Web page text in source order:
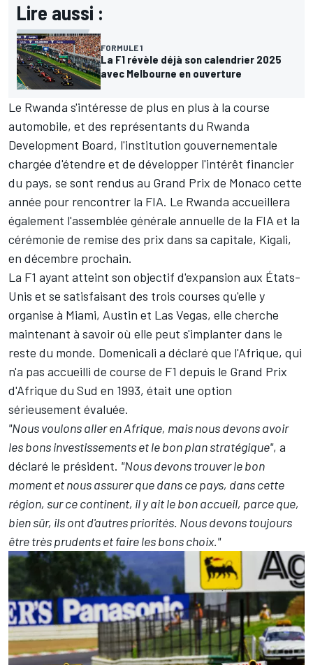
Lire aussi :
FORMULE 1
La F1 révèle déjà son calendrier 2025
avec Melbourne en ouverture
Le Rwanda s'intéresse de plus en plus à la course
automobile, et des représentants du Rwanda
Development Board, l'institution gouvernementale
chargée d'étendre et de développer l'intérêt financier
du pays, se sont rendus au Grand Prix de Monaco cette
année pour rencontrer la FIA. Le Rwanda accueillera
également l'assemblée générale annuelle de la FIA et la
cérémonie de remise des prix dans sa capitale, Kigali,
en décembre prochain.
La F1 ayant atteint son objectif d'expansion aux États-
Unis et se satisfaisant des trois courses qu'elle y
organise à Miami, Austin et Las Vegas, elle cherche
maintenant à savoir où elle peut s'implanter dans le
reste du monde. Domenicali a déclaré que l'Afrique, qui
n'a pas accueilli de course de F1 depuis le Grand Prix
d'Afrique du Sud en 1993, était une option
sérieusement évaluée.
"Nous voulons aller en Afrique, mais nous devons avoir
les bons investissements et le bon plan stratégique", a
déclaré le président. "Nous devons trouver le bon
moment et nous assurer que dans ce pays, dans cette
région, sur ce continent, il y ait le bon accueil, parce que,
bien sûr, ils ont d'autres priorités. Nous devons toujours
être très prudents et faire les bons choix."